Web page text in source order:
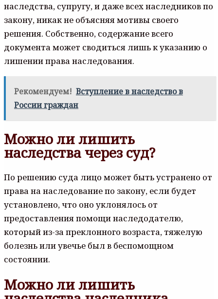
наследства, супругу, и даже всех наследников по
закону, никак не объясняя мотивы своего
решения. Собственно, содержание всего
документа может сводиться лишь к указанию о
лишении права наследования.
Рекомендуем! Вступление в наследство в
России граждан
Можно ли лишить
наследства через суд?
По решению суда лицо может быть устранено от
права на наследование по закону, если будет
установлено, что оно уклонялось от
предоставления помощи наследодателю,
который из-за преклонного возраста, тяжелую
болезнь или увечье был в беспомощном
состоянии.
Можно ли лишить